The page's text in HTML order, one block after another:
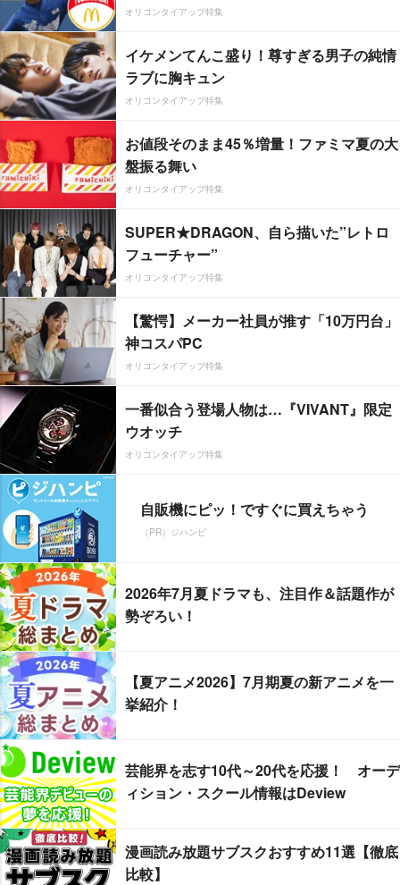
オリコンタイアップ特集
イケメンてんこ盛り！尊すぎる男子の純情
ラブに胸キュン
オリコンタイアップ特集
お値段そのまま45％増量！ファミマ夏の大
盤振る舞い
オリコンタイアップ特集
SUPER★DRAGON、自ら描いた”レトロ
フューチャー”
オリコンタイアップ特集
【驚愕】メーカー社員が推す「10万円台」
神コスパPC
オリコンタイアップ特集
一番似合う登場人物は…『VIVANT』限定
ウオッチ
オリコンタイアップ特集
自販機にピッ！ですぐに買えちゃう
（PR）ジハンピ
2026年7月夏ドラマも、注目作＆話題作が
勢ぞろい！
【夏アニメ2026】7月期夏の新アニメを一
挙紹介！
芸能界を志す10代～20代を応援！ オーデ
ィション・スクール情報はDeview
漫画読み放題サブスクおすすめ11選【徹底
比較】